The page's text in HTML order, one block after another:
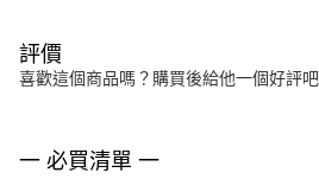
評價
喜歡這個商品嗎？購買後給他一個好評吧
一 必買清單 一